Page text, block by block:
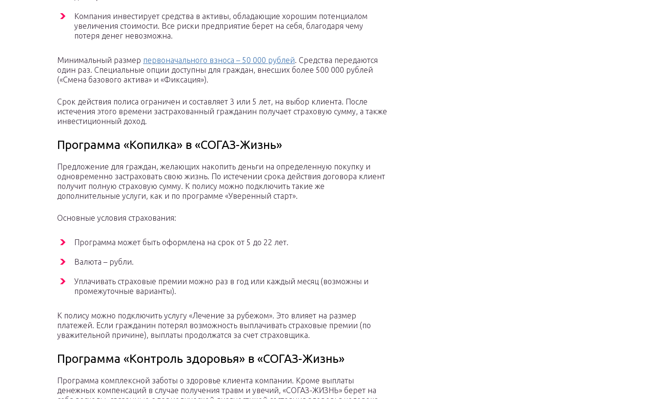
Компания инвестирует средства в активы, обладающие хорошим потенциалом
увеличения стоимости. Все риски предприятие берет на себя, благодаря чему
потеря денег невозможна.
Минимальный размер первоначального взноса – 50 000 рублей. Средства передаются
один раз. Специальные опции доступны для граждан, внесших более 500 000 рублей
(«Смена базового актива» и «Фиксация»).
Срок действия полиса ограничен и составляет 3 или 5 лет, на выбор клиента. После
истечения этого времени застрахованный гражданин получает страховую сумму, а также
инвестиционный доход.
Программа «Копилка» в «СОГАЗ-Жизнь»
Предложение для граждан, желающих накопить деньги на определенную покупку и
одновременно застраховать свою жизнь. По истечении срока действия договора клиент
получит полную страховую сумму. К полису можно подключить такие же
дополнительные услуги, как и по программе «Уверенный старт».
Основные условия страхования:
Программа может быть оформлена на срок от 5 до 22 лет.
Валюта – рубли.
Уплачивать страховые премии можно раз в год или каждый месяц (возможны и
промежуточные варианты).
К полису можно подключить услугу «Лечение за рубежом». Это влияет на размер
платежей. Если гражданин потерял возможность выплачивать страховые премии (по
уважительной причине), выплаты продолжатся за счет страховщика.
Программа «Контроль здоровья» в «СОГАЗ-Жизнь»
Программа комплексной заботы о здоровье клиента компании. Кроме выплаты
денежных компенсаций в случае получения травм и увечий, «СОГАЗ-ЖИЗНЬ» берет на